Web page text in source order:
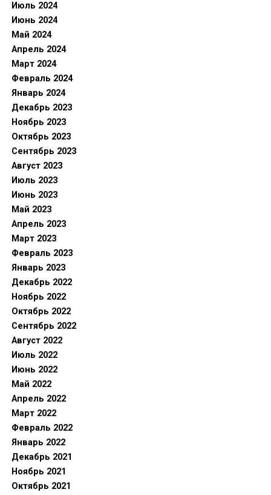
Июль 2024
Июнь 2024
Май 2024
Апрель 2024
Март 2024
Февраль 2024
Январь 2024
Декабрь 2023
Ноябрь 2023
Октябрь 2023
Сентябрь 2023
Август 2023
Июль 2023
Июнь 2023
Май 2023
Апрель 2023
Март 2023
Февраль 2023
Январь 2023
Декабрь 2022
Ноябрь 2022
Октябрь 2022
Сентябрь 2022
Август 2022
Июль 2022
Июнь 2022
Май 2022
Апрель 2022
Март 2022
Февраль 2022
Январь 2022
Декабрь 2021
Ноябрь 2021
Октябрь 2021